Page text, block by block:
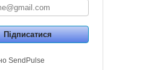
Підписатися
SendPulse